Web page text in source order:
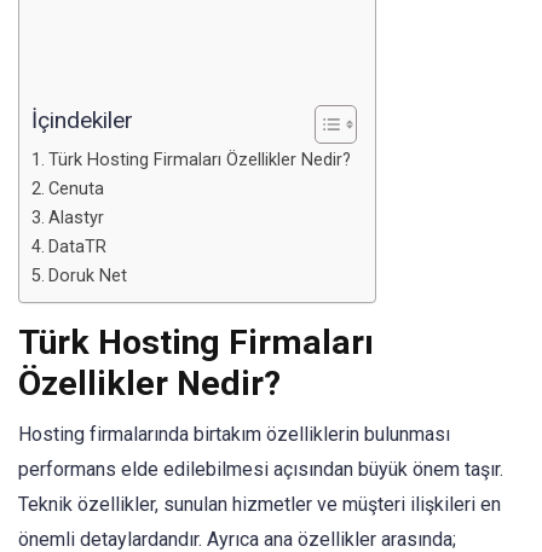
İçindekiler
Türk Hosting Firmaları Özellikler Nedir?
Cenuta
Alastyr
DataTR
Doruk Net
Türk Hosting Firmaları
Özellikler Nedir?
Hosting firmalarında birtakım özelliklerin bulunması
performans elde edilebilmesi açısından büyük önem taşır.
Teknik özellikler, sunulan hizmetler ve müşteri ilişkileri en
önemli detaylardandır. Ayrıca ana özellikler arasında;